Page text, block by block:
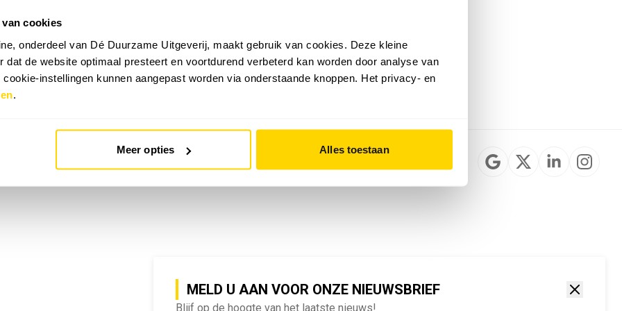
cookies
onderdeel van Dé Duurzame Uitgeverij, maakt gebruik van cookies. Deze kleine
dat de website optimaal presteert en voortdurend verbeterd kan worden door analyse van
instellingen kunnen aangepast worden via onderstaande knoppen. Het privacy- en
.
Meer opties Alles toestaan
MELD U AAN VOOR ONZE NIEUWSBRIEF
Blijf op de hoogte van het laatste nieuws!
| SlimmeRik on Tour
English